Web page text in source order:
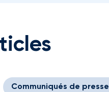
Communiqués de presse